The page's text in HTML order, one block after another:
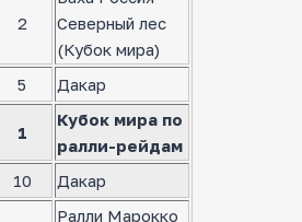
2
Северный лес
(Кубок мира)
5
Дакар
1
Кубок мира по
ралли-рейдам
10
Дакар
Ралли Марокко